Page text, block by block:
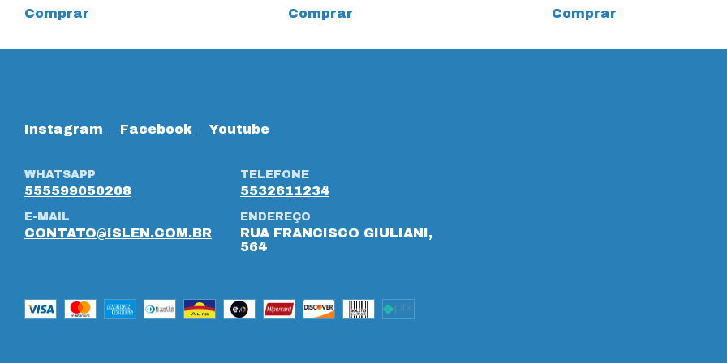
Comprar
Comprar
Comprar
Instagram Facebook Youtube
WHATSAPP
555599050208
TELEFONE
5532611234
E-MAIL
CONTATO@ISLEN.COM.BR
ENDEREÇO
RUA FRANCISCO GIULIANI,
564